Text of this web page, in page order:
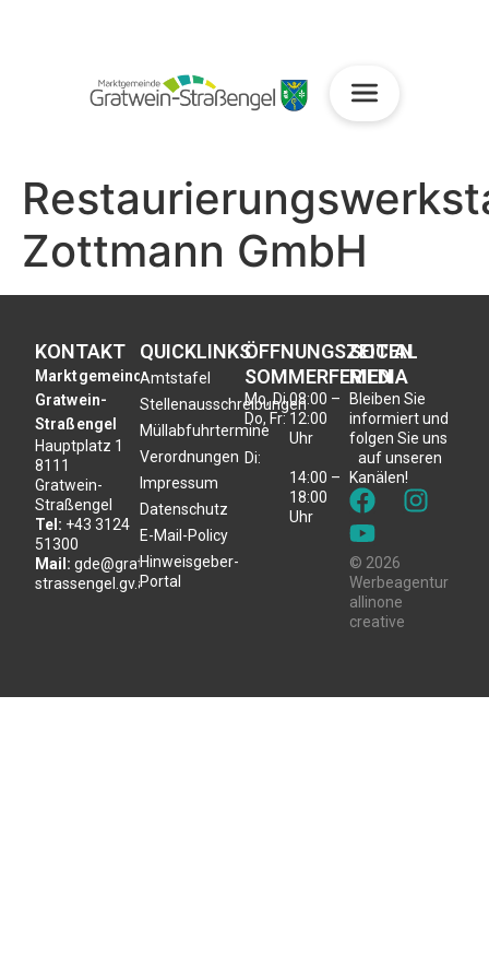
Zottmann GmbH
KONTAKT
Marktgemeinde
Gratwein-
Straßengel
Hauptplatz 1
8111
Gratwein-
Straßengel
Tel: +43 3124
51300
Mail: gde@gratwein-
strassengel.gv.at
QUICKLINKS
Amtstafel
Stellenausschreibungen
Müllabfuhrtermine
Verordnungen
Impressum
Datenschutz
E-Mail-Policy
Hinweisgeber-
Portal
ÖFFNUNGSZEITEN
SOMMERFERIEN
Mo, Di,
Do, Fr:
Di:
08:00 –
12:00
Uhr
14:00 –
18:00
Uhr
SOCIAL
MEDIA
Bleiben Sie
informiert und
folgen Sie uns
auf unseren
Kanälen!
© 2026
Werbeagentur
allinone
creative